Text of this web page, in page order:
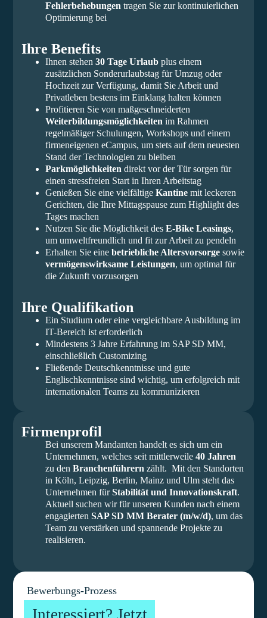
Fehlerbehebungen tragen Sie zur kontinuierlichen
Optimierung bei
Ihre Benefits
Ihnen stehen 30 Tage Urlaubplus einem
zusätzlichen Sonderurlaubstag für Umzug oder
Hochzeit zur Verfügung, damit Sie Arbeit und
Privatleben bestens im Einklang halten können
Profitieren Sie von maßgeschneiderten
Weiterbildungsmöglichkeiten im Rahmen
regelmäßiger Schulungen, Workshops und einem
firmeneigenen eCampus, um stets auf dem neuesten
Stand der Technologien zu bleiben
Parkmöglichkeiten direkt vor der Tür sorgen für
einen stressfreien Start in Ihren Arbeitstag
Genießen Sie eine vielfältige Kantine mit leckeren
Gerichten, die Ihre Mittagspause zum Highlight des
Tages machen
Nutzen Sie die Möglichkeit des E-Bike Leasings,
um umweltfreundlich und fit zur Arbeit zu pendeln
Erhalten Sie eine betriebliche Altersvorsorgesowie
vermögenswirksame Leistungen, um optimal für
die Zukunft vorzusorgen
Ihre Qualifikation
Ein Studium oder eine vergleichbare Ausbildung im
IT-Bereich ist erforderlich
Mindestens 3 Jahre Erfahrung im SAP SD MM,
einschließlich Customizing
Fließende Deutschkenntnisse und gute
Englischkenntnisse sind wichtig, um erfolgreich mit
internationalen Teams zu kommunizieren
Firmenprofil
Bei unserem Mandanten handelt es sich um ein
Unternehmen, welches seit mittlerweile 40 Jahren
zu den Branchenführern zählt. Mit den Standorten
in Köln, Leipzig, Berlin, Mainz und Ulm steht das
Unternehmen fürStabilität und Innovationskraft.
Aktuell suchen wir für unseren Kunden nach einem
engagierten SAP SD MM Berater (m/w/d), um das
Team zu verstärken und spannende Projekte zu
realisieren.
Bewerbungs-Prozess
Interessiert? Jetzt